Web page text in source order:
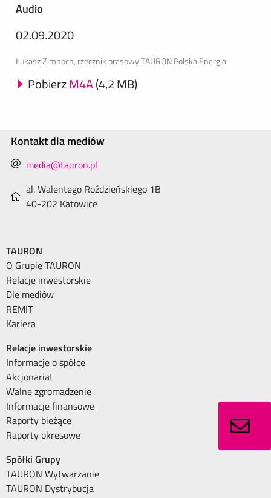
Audio
02.09.2020
Łukasz Zimnoch, rzecznik prasowy TAURON Polska Energia
PobierzM4A(4,2 MB)
Kontakt dla mediów
media@tauron.pl
al. Walentego Roździeńskiego 1B
40-202 Katowice
TAURON
O Grupie TAURON
Relacje inwestorskie
Dle mediów
REMIT
Kariera
Relacje inwestorskie
Informacje o spółce
Akcjonariat
Walne zgromadzenie
Informacje finansowe
Raporty bieżące
Raporty okresowe
Spółki Grupy
TAURON Wytwarzanie
TAURON Dystrybucja